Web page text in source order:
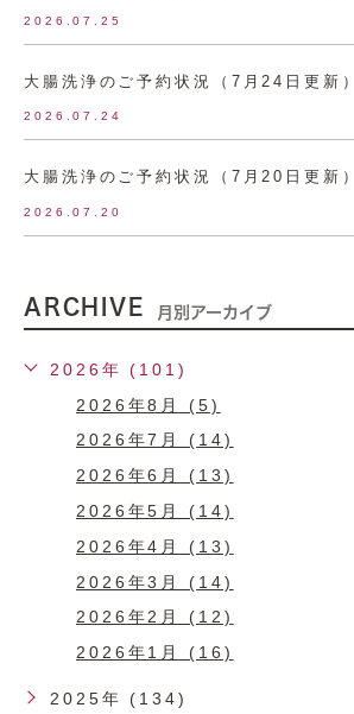
2026.07.25
大腸洗浄のご予約状況（7月24日更新）
2026.07.24
大腸洗浄のご予約状況（7月20日更新）
2026.07.20
ARCHIVE 月別アーカイブ
2026年 (101)
2026年8月 (5)
2026年7月 (14)
2026年6月 (13)
2026年5月 (14)
2026年4月 (13)
2026年3月 (14)
2026年2月 (12)
2026年1月 (16)
2025年 (134)